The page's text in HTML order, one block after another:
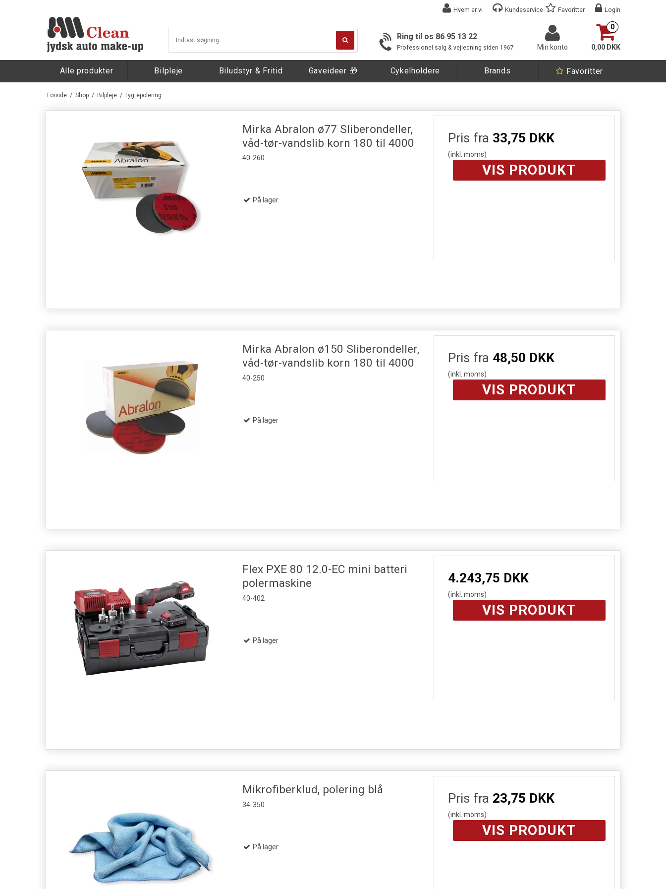
Hvem er vi Kundeservice Favoritter Login
Ring til os 86 95 13 22
Professionel salg & vejledning siden 1967 Min konto 0,00 DKK
0
Alle produkter Bilpleje Biludstyr & Fritid Gaveideer 🎁 Cykelholdere Brands Favoritter
Forside / Shop / Bilpleje / Lygtepolering
Mirka Abralon ø77 Sliberondeller,
våd-tør-vandslib korn 180 til 4000
40-260
På lager
Pris fra 33,75 DKK
(inkl. moms)
VIS PRODUKT
Mirka Abralon ø150 Sliberondeller,
våd-tør-vandslib korn 180 til 4000
40-250
På lager
Pris fra 48,50 DKK
(inkl. moms)
VIS PRODUKT
Flex PXE 80 12.0-EC mini batteri
polermaskine
40-402
På lager
4.243,75 DKK
(inkl. moms)
VIS PRODUKT
Mikrofiberklud, polering blå
34-350
På lager
Pris fra 23,75 DKK
(inkl. moms)
VIS PRODUKT